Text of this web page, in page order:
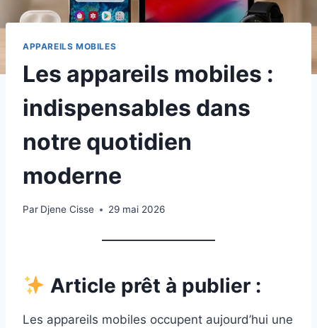
APPAREILS MOBILES
Les appareils mobiles :
indispensables dans
notre quotidien
moderne
Par Djene Cisse 29 mai 2026
Article prêt à publier :
Les appareils mobiles occupent aujourd’hui une